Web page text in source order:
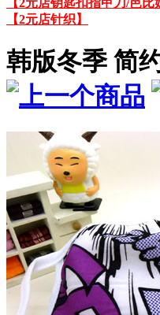
【2元店针织】
韩版冬季 简